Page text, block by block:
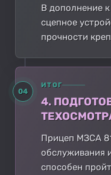
В дополнение
сцепное
прочности
04
ИТОГ
4.
Прицеп МЗСА
обслуживания
способен